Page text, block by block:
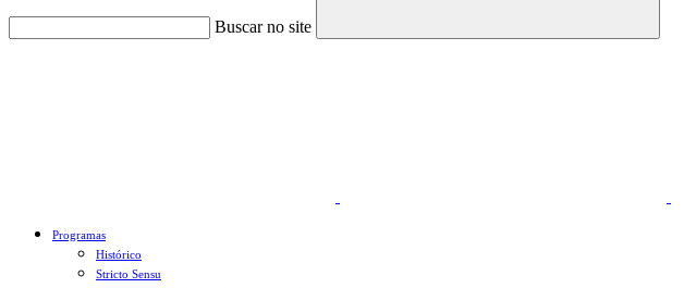
Buscar no site
Buscar
Programas
Histórico
Stricto Sensu